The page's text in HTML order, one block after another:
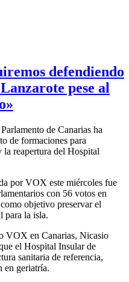
defendiendo
pese al
de Canarias ha
de formaciones para
reapertura del Hospital
por VOX este miércoles fue
con 56 votos en
objetivo preservar el
para la isla.
VOX en Canarias, Nicasio
el Hospital Insular de
sanitaria de referencia,
en geriatría.